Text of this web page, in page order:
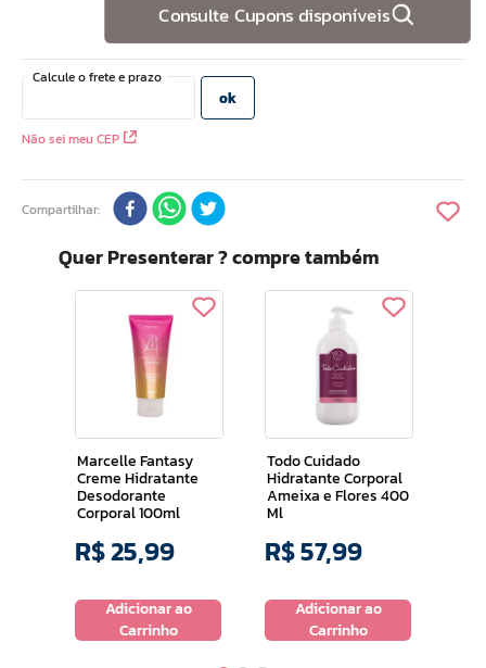
Consulte Cupons disponíveis
Não sei meu CEP
Compartilhar
Quer Presenterar ? compre também
Marcelle Fantasy
Creme Hidratante
Desodorante
Corporal 100ml
R$25,99
Adicionar ao
Carrinho
Todo Cuidado
Hidratante Corporal
Ameixa e Flores 400
Ml
R$57,99
Adicionar ao
Carrinho